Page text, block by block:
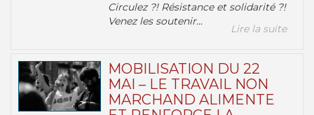
Circulez ?! Résistance et solidarité ?!
Venez les soutenir...
Lire la suite
MOBILISATION DU 22
MAI – LE TRAVAIL NON
MARCHAND ALIMENTE